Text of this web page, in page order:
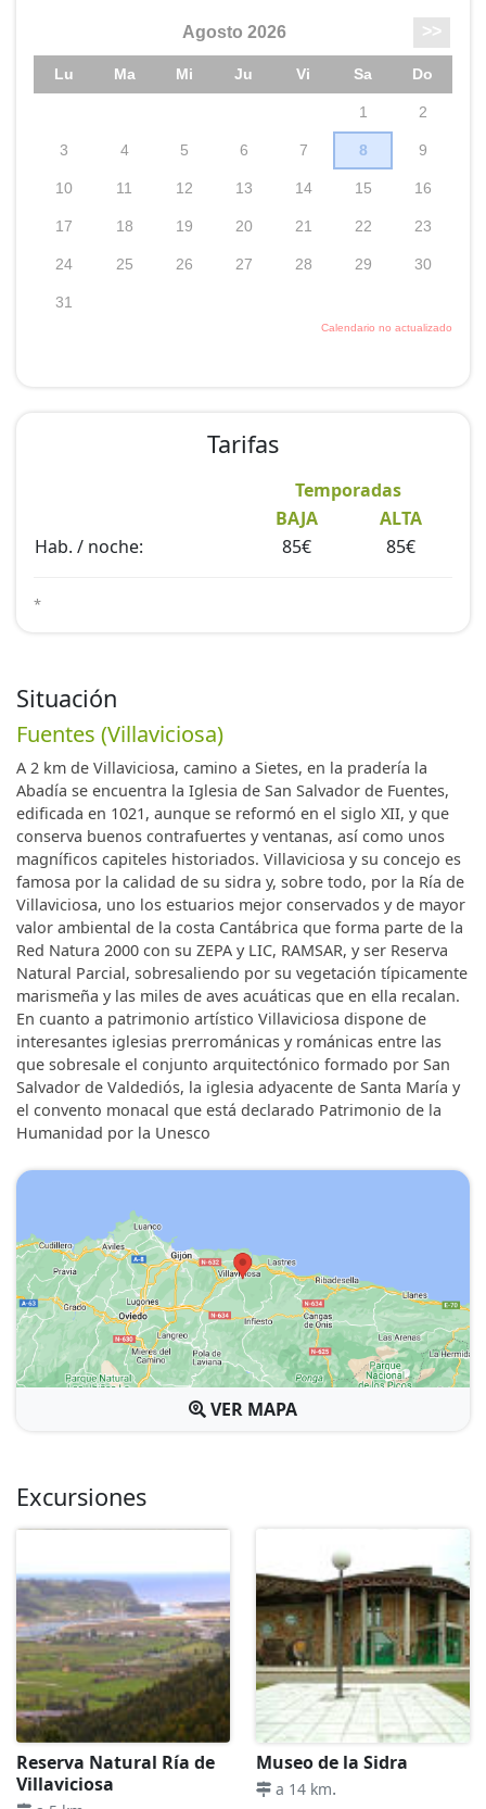
Situación
Fuentes (Villaviciosa)
A 2 km de Villaviciosa, camino a Sietes, en la pradería la
Abadía se encuentra la Iglesia de San Salvador de Fuentes,
edificada en 1021, aunque se reformó en el siglo XII, y que
conserva buenos contrafuertes y ventanas, así como unos
magníficos capiteles historiados. Villaviciosa y su concejo es
famosa por la calidad de su sidra y, sobre todo, por la Ría de
Villaviciosa, uno los estuarios mejor conservados y de mayor
valor ambiental de la costa Cantábrica que forma parte de la
Red Natura 2000 con su ZEPA y LIC, RAMSAR, y ser Reserva
Natural Parcial, sobresaliendo por su vegetación típicamente
marismeña y las miles de aves acuáticas que en ella recalan.
En cuanto a patrimonio artístico Villaviciosa dispone de
interesantes iglesias prerrománicas y románicas entre las
que sobresale el conjunto arquitectónico formado por San
Salvador de Valdediós, la iglesia adyacente de Santa María y
el convento monacal que está declarado Patrimonio de la
Humanidad por la Unesco
VER MAPA
Excursiones
Reserva Natural Ría de
Villaviciosa
Museo de la Sidra
a 14 km.
Tarifas
Temporadas
BAJA
ALTA
Hab. / noche:
85€ 85€
*